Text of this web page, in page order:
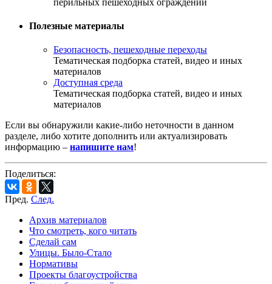
перильных пешеходных ограждений
Полезные материалы
Безопасность, пешеходные переходы
Тематическая подборка статей, видео и иных
материалов
Доступная среда
Тематическая подборка статей, видео и иных
материалов
Если вы обнаружили какие-либо неточности в данном
разделе, либо хотите дополнить или актуализировать
информацию – напишите нам!
Поделиться:
Пред. След.
Архив материалов
Что смотреть, кого читать
Сделай сам
Улицы. Было-Стало
Нормативы
Проекты благоустройства